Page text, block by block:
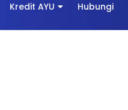
Kredit AYU Hubungi